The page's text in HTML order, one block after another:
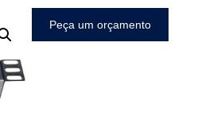
Peça um orçamento